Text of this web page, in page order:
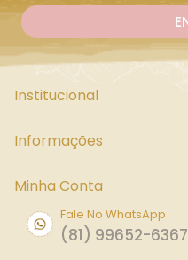
Institucional
Informações
Minha Conta
Fale No WhatsApp
(81) 99652-6367